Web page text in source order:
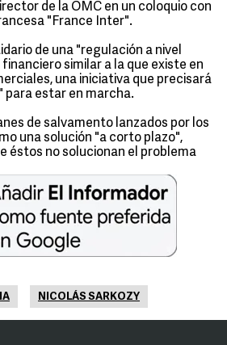
de la OMC en un coloquio con
"France Inter".
de una "regulación a nivel
similar a la que existe en
una iniciativa que precisará
para estar en marcha.
de salvamento lanzados por los
una solución "a corto plazo",
éstos no solucionan el problema
NICOLÁS SARKOZY